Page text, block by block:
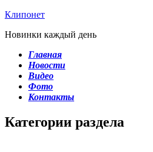
Клипонет
Новинки каждый день
Главная
Новости
Видео
Фото
Контакты
Категории раздела